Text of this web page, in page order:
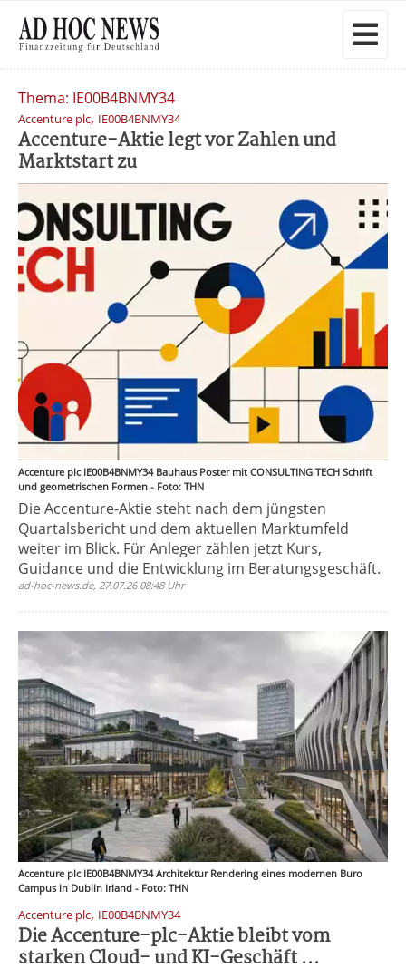
Thema: IE00B4BNMY34
Accenture plc, IE00B4BNMY34
Accenture-Aktie legt vor Zahlen und
Marktstart zu
Accenture plc IE00B4BNMY34 Bauhaus Poster mit CONSULTING TECH Schrift
und geometrischen Formen - Foto: THN
Die Accenture-Aktie steht nach dem jüngsten
Quartalsbericht und dem aktuellen Marktumfeld
weiter im Blick. Für Anleger zählen jetzt Kurs,
Guidance und die Entwicklung im Beratungsgeschäft.
ad-hoc-news.de, 27.07.26 08:48 Uhr
Accenture plc IE00B4BNMY34 Architektur Rendering eines modernen Buro
Campus in Dublin Irland - Foto: THN
Accenture plc, IE00B4BNMY34
Die Accenture-plc-Aktie bleibt vom
starken Cloud- und KI-Geschäft ...